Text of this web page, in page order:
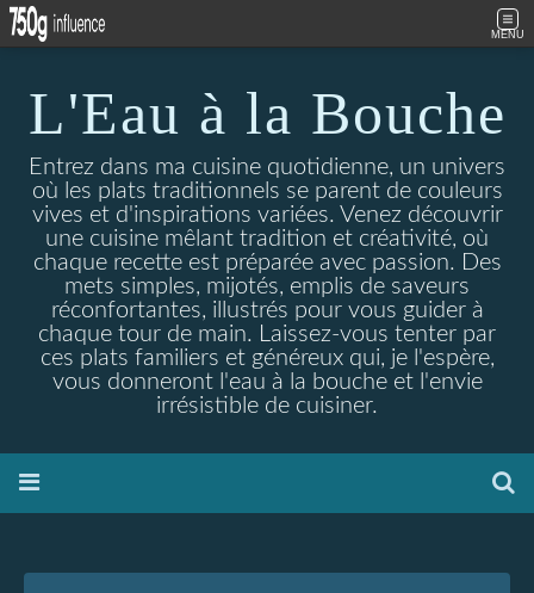
MENU
L'Eau à la Bouche
Entrez dans ma cuisine quotidienne, un univers
où les plats traditionnels se parent de couleurs
vives et d'inspirations variées. Venez découvrir
une cuisine mêlant tradition et créativité, où
chaque recette est préparée avec passion. Des
mets simples, mijotés, emplis de saveurs
réconfortantes, illustrés pour vous guider à
chaque tour de main. Laissez-vous tenter par
ces plats familiers et généreux qui, je l'espère,
vous donneront l'eau à la bouche et l'envie
irrésistible de cuisiner.